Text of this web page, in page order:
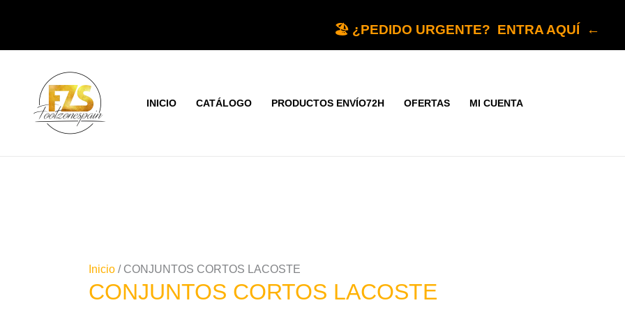
🏖️ ¿PEDIDO URGENTE? ENTRA AQUÍ ←
INICIO CATÁLOGO PRODUCTOS ENVÍO72H OFERTAS MI CUENTA
Inicio/ CONJUNTOS CORTOS LACOSTE
CONJUNTOS CORTOS LACOSTE